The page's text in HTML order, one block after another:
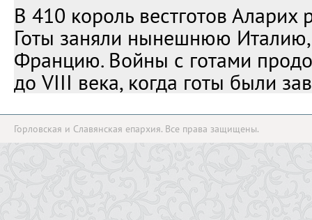
В 410 король вестготов Аларих
Готы заняли нынешнюю
Францию. Войны с готами
до VIII века, когда готы были
Горловская и Славянская епархия. Все права защищены.